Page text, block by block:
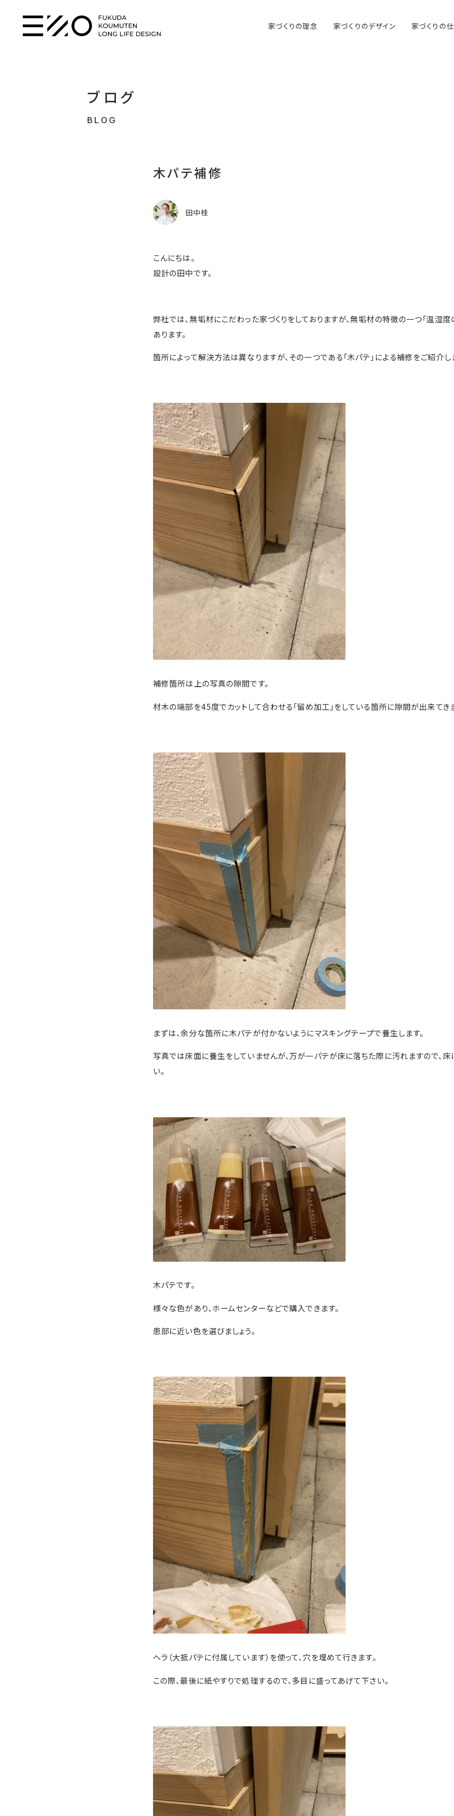
家づくりの理念 家づくりのデザイン 家づくりの
ブログ
BLOG
木パテ補修
田中桂
こんにちは。
設計の田中です。
弊社では、無垢材にこだわった家づくりをしておりますが、無垢材の特徴の一つ「温湿度
あります。
箇所によって解決方法は異なりますが、その一つである「木パテ」による補修をご紹介し
補修箇所は上の写真の隙間です。
材木の端部を45度でカットして合わせる「留め加工」をしている箇所に隙間が出来てき
まずは、余分な箇所に木パテが付かないようにマスキングテープで養生します。
写真では床面に養生をしていませんが、万が一パテが床に落ちた際に汚れますので、
い。
木パテです。
様々な色があり、ホームセンターなどで購入できます。
患部に近い色を選びましょう。
ヘラ（大抵パテに付属しています）を使って、穴を埋めて行きます。
この際、最後に紙やすりで処理するので、多目に盛ってあげて下さい。